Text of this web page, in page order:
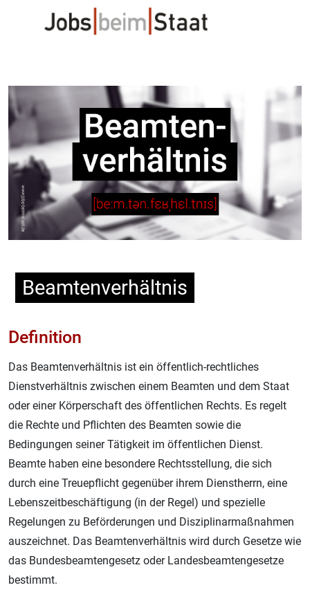
Beamtenverhältnis
Definition
Das Beamtenverhältnis ist ein öffentlich-rechtliches
Dienstverhältnis zwischen einem Beamten und dem Staat
oder einer Körperschaft des öffentlichen Rechts. Es regelt
die Rechte und Pflichten des Beamten sowie die
Bedingungen seiner Tätigkeit im öffentlichen Dienst.
Beamte haben eine besondere Rechtsstellung, die sich
durch eine Treuepflicht gegenüber ihrem Dienstherrn, eine
Lebenszeitbeschäftigung (in der Regel) und spezielle
Regelungen zu Beförderungen und Disziplinarmaßnahmen
auszeichnet. Das Beamtenverhältnis wird durch Gesetze wie
das Bundesbeamtengesetz oder Landesbeamtengesetze
bestimmt.